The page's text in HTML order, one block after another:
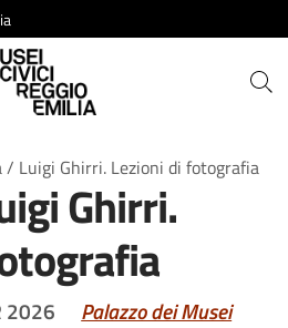
Musei Civici di Reggio Emilia
/ Luigi Ghirri. Lezioni di fotografia
Ghirri.
2026 Palazzo dei Musei